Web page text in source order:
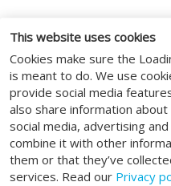
This website uses cookies
Cookies make sure the
is meant to do. We use
provide social media
also share information
social media, advertising
combine it with other
them or that they’ve
services. Read our Privacy